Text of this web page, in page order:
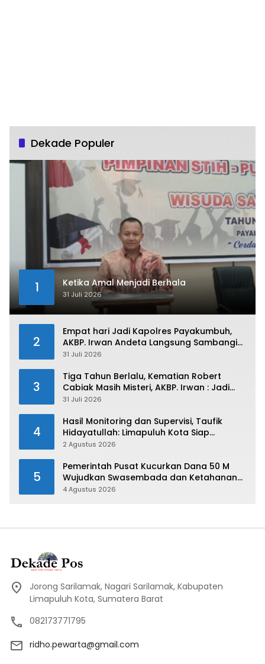
Dekade Populer
1 Ketika Amal Menjadi Berhala
31 Juli 2026
2
Empat hari Jadi Kapolres Payakumbuh,
AKBP. Irwan Andeta Langsung Sambangi
PWI Kota Payakumbuh
31 Juli 2026
3
Tiga Tahun Berlalu, Kematian Robert
Cabiak Masih Misteri, AKBP. Irwan : Jadi
Atensi Kita
31 Juli 2026
4
Hasil Monitoring dan Supervisi, Taufik
Hidayatullah: Limapuluh Kota Siap
Kirimkan Atlet Terbaiknya Pada Porprov
2 Agustus 2026
5
Pemerintah Pusat Kucurkan Dana 50 M
Wujudkan Swasembada dan Ketahanan
Pangan di Kabupaten 50 Kota
4 Agustus 2026
Jorong Sarilamak, Nagari Sarilamak, Kabupaten
Limapuluh Kota, Sumatera Barat
082173771795
ridho.pewarta@gmail.com